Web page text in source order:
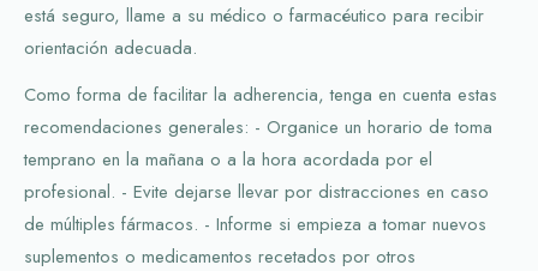
está seguro, llame a su médico o farmacéutico para recibir
orientación adecuada.
Como forma de facilitar la adherencia, tenga en cuenta estas
recomendaciones generales: - Organice un horario de toma
temprano en la mañana o a la hora acordada por el
profesional. - Evite dejarse llevar por distracciones en caso
de múltiples fármacos. - Informe si empieza a tomar nuevos
suplementos o medicamentos recetados por otros